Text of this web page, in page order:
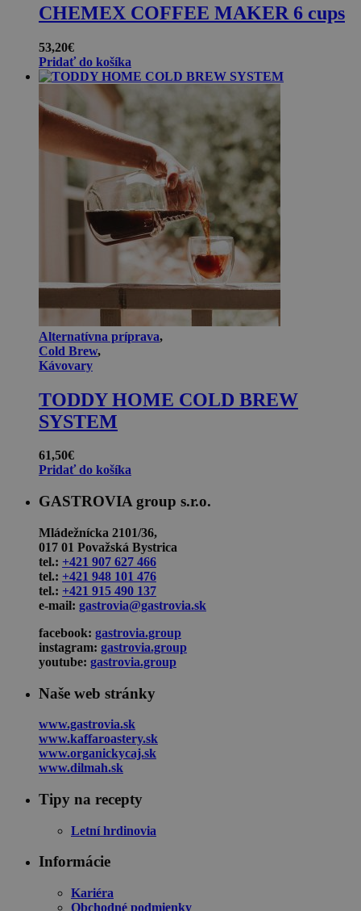
CHEMEX COFFEE MAKER 6 cups
53,20€
Pridať do košíka
Alternatívna príprava,
Cold Brew,
Kávovary
TODDY HOME COLD BREW
SYSTEM
61,50€
Pridať do košíka
GASTROVIA group s.r.o.
Mládežnícka 2101/36,
017 01 Považská Bystrica
tel.: +421 907 627 466
tel.: +421 948 101 476
tel.: +421 915 490 137
e-mail: gastrovia@gastrovia.sk
facebook: gastrovia.group
instagram: gastrovia.group
youtube: gastrovia.group
Naše web stránky
www.gastrovia.sk
www.kaffaroastery.sk
www.organickycaj.sk
www.dilmah.sk
Tipy na recepty
Letní hrdinovia
Informácie
Kariéra
Obchodné podmienky